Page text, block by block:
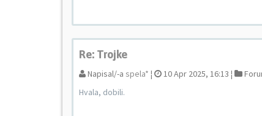
Re: Trojke
Napisal/-a spela* ¦ 10 Apr 2025, 16:13 ¦
Hvala, dobili.